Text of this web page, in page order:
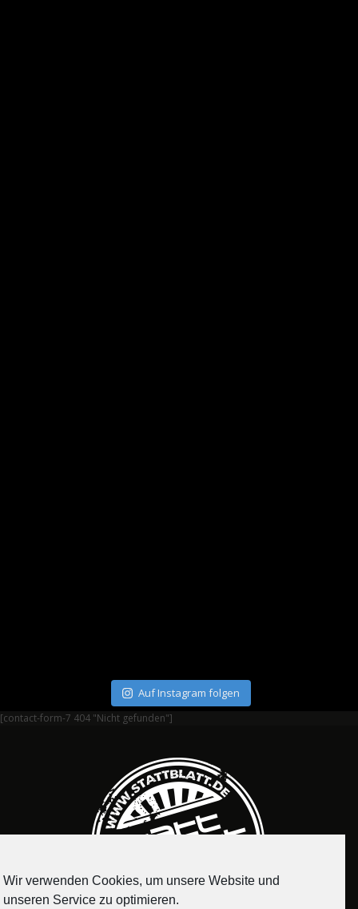
Auf Instagram folgen
[contact-form-7 404 "Nicht gefunden"]
Wir verwenden Cookies, um unsere Website und
unseren Service zu optimieren.